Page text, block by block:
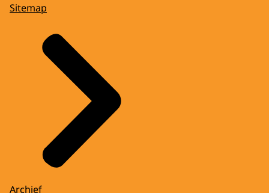
Sitemap
Archief